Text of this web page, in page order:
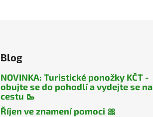
Blog
NOVINKA: Turistické ponožky KČT -
obujte se do pohodlí a vydejte se na
cestu 🥾
Říjen ve znamení pomoci 🎀